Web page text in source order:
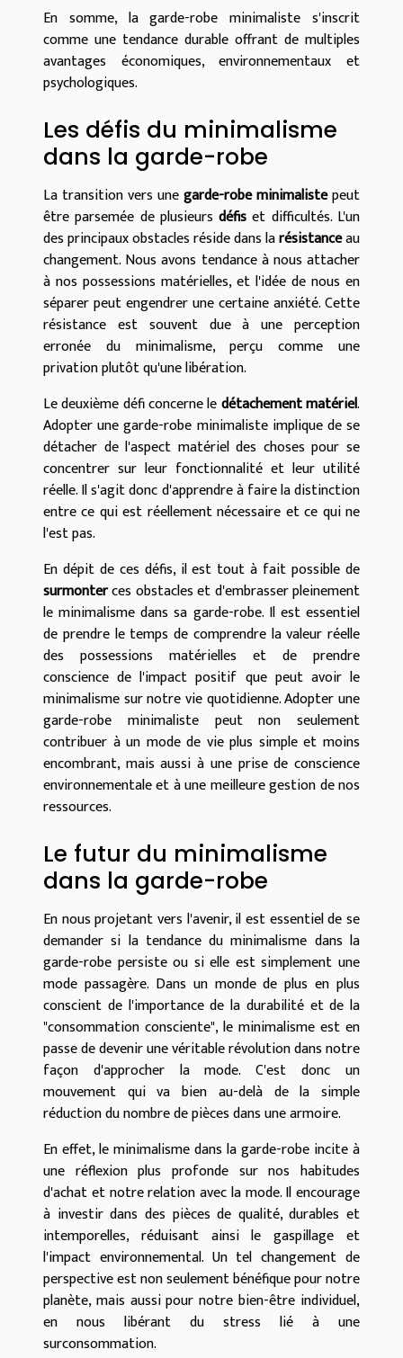
En somme, la garde-robe minimaliste s'inscrit
comme une tendance durable offrant de multiples
avantages économiques, environnementaux et
psychologiques.
Les défis du minimalisme
dans la garde-robe
La transition vers unegarde-robe minimalistepeut
être parsemée de plusieursdéfis et difficultés. L'un
des principaux obstacles réside dans larésistanceau
changement. Nous avons tendance à nous attacher
à nos possessions matérielles, et l'idée de nous en
séparer peut engendrer une certaine anxiété. Cette
résistance est souvent due à une perception
erronée du minimalisme, perçu comme une
privation plutôt qu'une libération.
Le deuxième défi concerne ledétachement matériel.
Adopter une garde-robe minimaliste implique de se
détacher de l'aspect matériel des choses pour se
concentrer sur leur fonctionnalité et leur utilité
réelle. Il s'agit donc d'apprendre à faire la distinction
entre ce qui est réellement nécessaire et ce qui ne
l'est pas.
En dépit de ces défis, il est tout à fait possible de
surmonterces obstacles et d'embrasser pleinement
le minimalisme dans sa garde-robe. Il est essentiel
de prendre le temps de comprendre la valeur réelle
des possessions matérielles et de prendre
conscience de l'impact positif que peut avoir le
minimalisme sur notre vie quotidienne. Adopter une
garde-robe minimaliste peut non seulement
contribuer à un mode de vie plus simple et moins
encombrant, mais aussi à une prise de conscience
environnementale et à une meilleure gestion de nos
ressources.
Le futur du minimalisme
dans la garde-robe
En nous projetant vers l'avenir, il est essentiel de se
demander si la tendance du minimalisme dans la
garde-robe persiste ou si elle est simplement une
mode passagère. Dans un monde de plus en plus
conscient de l'importance de la durabilité et de la
"consommation consciente", le minimalisme est en
passe de devenir une véritable révolution dans notre
façon d'approcher la mode. C'est donc un
mouvement qui va bien au-delà de la simple
réduction du nombre de pièces dans une armoire.
En effet, le minimalisme dans la garde-robe incite à
une réflexion plus profonde sur nos habitudes
d'achat et notre relation avec la mode. Il encourage
à investir dans des pièces de qualité, durables et
intemporelles, réduisant ainsi le gaspillage et
l'impact environnemental. Un tel changement de
perspective est non seulement bénéfique pour notre
planète, mais aussi pour notre bien-être individuel,
en nous libérant du stress lié à une
surconsommation.